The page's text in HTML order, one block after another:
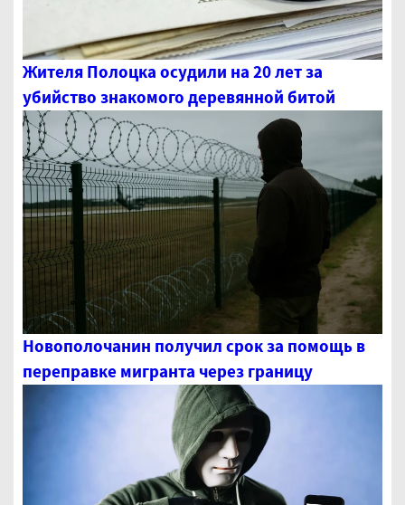
Жителя Полоцка осудили на 20 лет за
убийство знакомого деревянной битой
Новополочанин получил срок за помощь в
переправке мигранта через границу